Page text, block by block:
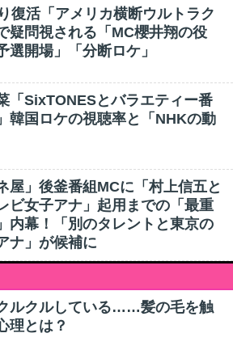
復活「アメリカ横断ウルトラク
疑問視される「MC櫻井翔の役
選開場」「分断ロケ」
「SixTONESとバラエティー番
韓国ロケの視聴率と「NHKの動
屋」後釜番組MCに「村上信五と
ビ女子アナ」起用までの「最重
内幕！「別のタレントと東京の
ナ」が候補に
ルクルしている……髪の毛を触
理とは？